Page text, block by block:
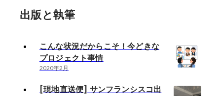
出版と執筆
こんな状況だからこそ！今どきな
プロジェクト事情
2020年2月
[現地直送便] サンフランシスコ出